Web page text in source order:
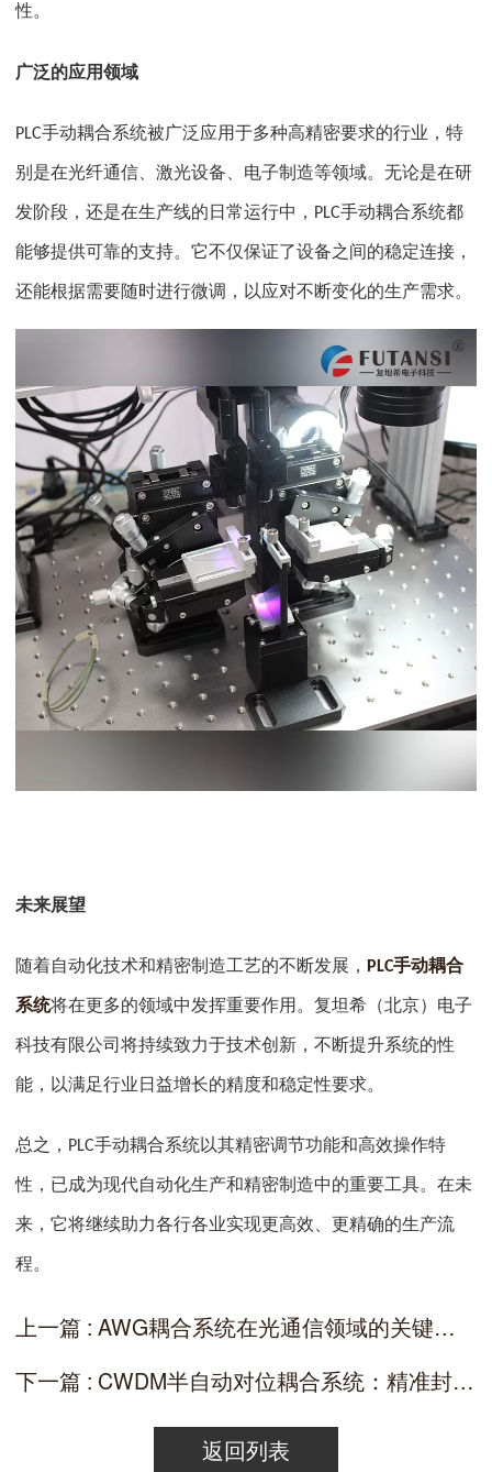
性。
广泛的应用领域
PLC手动耦合系统被广泛应用于多种高精密要求的行业，特
别是在光纤通信、激光设备、电子制造等领域。无论是在研
发阶段，还是在生产线的日常运行中， PLC手动耦合系统都
能够提供可靠的支持。它不仅保证了设备之间的稳定连接，
还能根据需要随时进行微调，以应对不断变化的生产需求。
未来展望
随着自动化技术和精密制造工艺的不断发展， PLC手动耦合
系统将在更多的领域中发挥重要作用。复坦希（北京）电子
科技有限公司将持续致力于技术创新，不断提升系统的性
能，以满足行业日益增长的精度和稳定性要求。
总之， PLC手动耦合系统以其精密调节功能和高效操作特
性，已成为现代自动化生产和精密制造中的重要工具。在未
来，它将继续助力各行各业实现更高效、更精确的生产流
程。
上一篇 : AWG耦合系统在光通信领域的关键作用
下一篇 : CWDM半自动对位耦合系统：精准封装的理想选择
返回列表